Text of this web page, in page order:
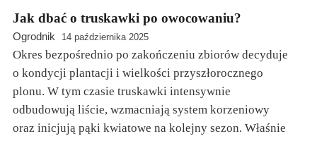
Jak dbać o truskawki po owocowaniu?
Ogrodnik 14 października 2025
Okres bezpośrednio po zakończeniu zbiorów decyduje
o kondycji plantacji i wielkości przyszłorocznego
plonu. W tym czasie truskawki intensywnie
odbudowują liście, wzmacniają system korzeniowy
oraz inicjują pąki kwiatowe na kolejny sezon. Właśnie